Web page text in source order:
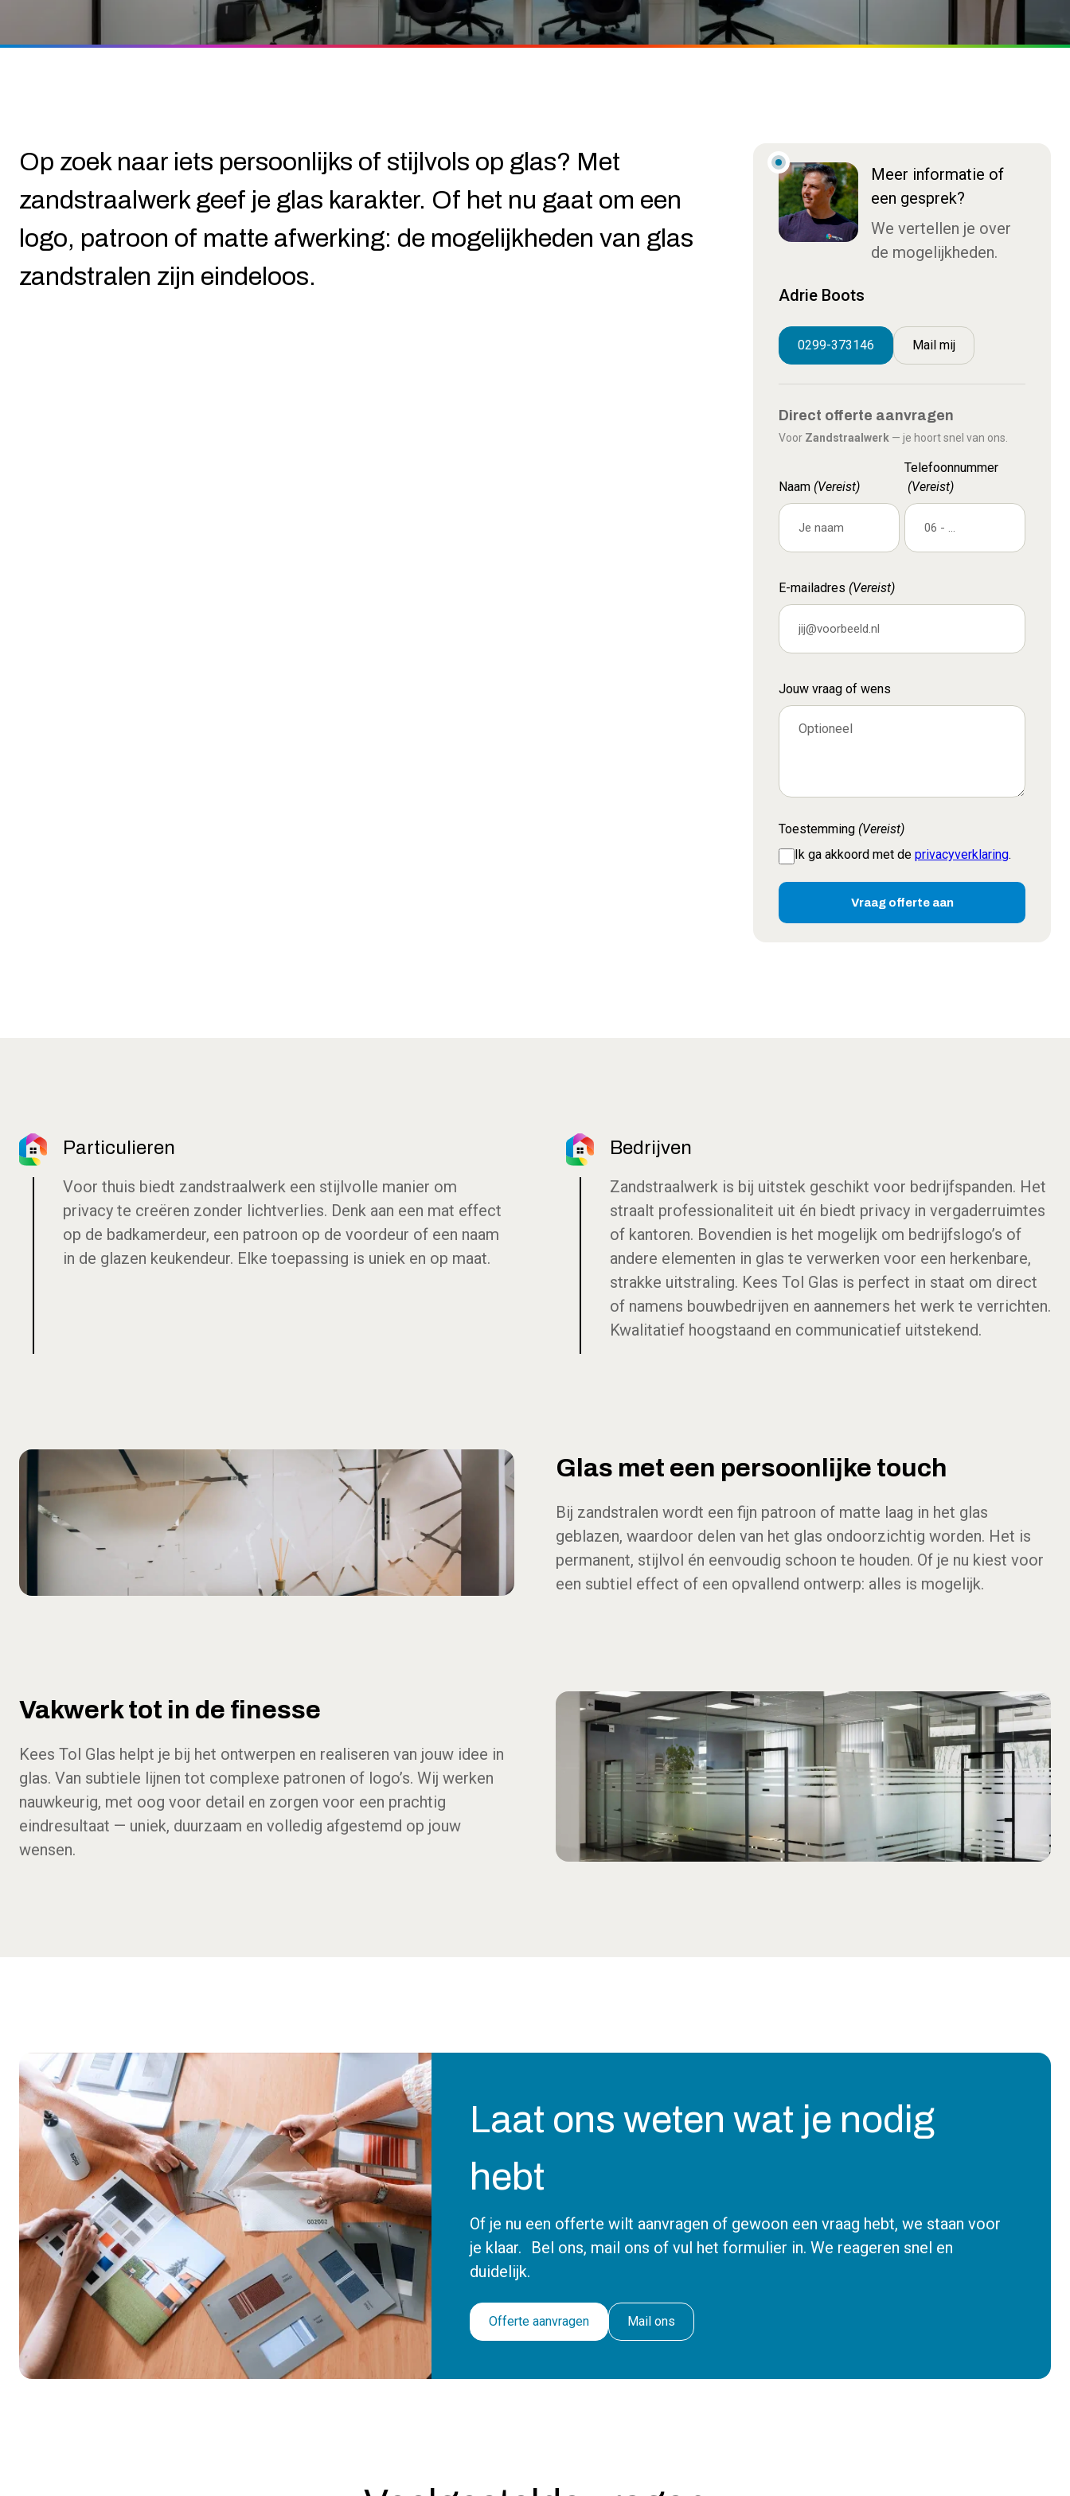
Op zoek naar iets persoonlijks of stijlvols op glas? Met
zandstraalwerk geef je glas karakter. Of het nu gaat om een
logo, patroon of matte afwerking: de mogelijkheden van glas
zandstralen zijn eindeloos.
Meer informatie of
een gesprek?
We vertellen je over
de mogelijkheden.
Adrie Boots
0299-373146 Mail mij
Direct offerte aanvragen
Voor Zandstraalwerk — je hoort snel van ons.
Naam (Vereist)
Telefoonnummer
(Vereist)
E-mailadres (Vereist)
Jouw vraag of wens
Toestemming (Vereist)
Ik ga akkoord met de privacyverklaring.
Vraag offerte aan
Particulieren
Voor thuis biedt zandstraalwerk een stijlvolle manier om
privacy te creëren zonder lichtverlies. Denk aan een mat effect
op de badkamerdeur, een patroon op de voordeur of een naam
in de glazen keukendeur. Elke toepassing is uniek en op maat.
Bedrijven
Zandstraalwerk is bij uitstek geschikt voor bedrijfspanden. Het
straalt professionaliteit uit én biedt privacy in vergaderruimtes
of kantoren. Bovendien is het mogelijk om bedrijfslogo’s of
andere elementen in glas te verwerken voor een herkenbare,
strakke uitstraling. Kees Tol Glas is perfect in staat om direct
of namens bouwbedrijven en aannemers het werk te verrichten.
Kwalitatief hoogstaand en communicatief uitstekend.
Glas met een persoonlijke touch
Bij zandstralen wordt een fijn patroon of matte laag in het glas
geblazen, waardoor delen van het glas ondoorzichtig worden. Het is
permanent, stijlvol én eenvoudig schoon te houden. Of je nu kiest voor
een subtiel effect of een opvallend ontwerp: alles is mogelijk.
Vakwerk tot in de finesse
Kees Tol Glas helpt je bij het ontwerpen en realiseren van jouw idee in
glas. Van subtiele lijnen tot complexe patronen of logo’s. Wij werken
nauwkeurig, met oog voor detail en zorgen voor een prachtig
eindresultaat — uniek, duurzaam en volledig afgestemd op jouw
wensen.
Laat ons weten wat je nodig
hebt
Of je nu een offerte wilt aanvragen of gewoon een vraag hebt, we staan voor
je klaar. Bel ons, mail ons of vul het formulier in. We reageren snel en
duidelijk.
Offerte aanvragen Mail ons